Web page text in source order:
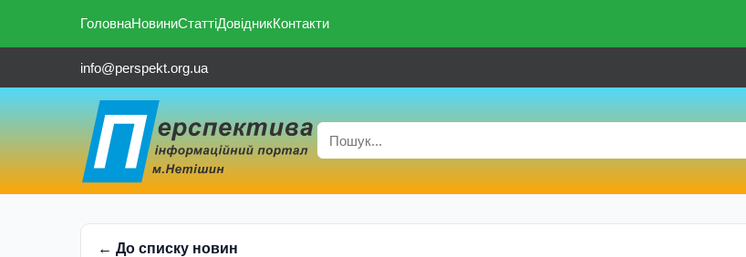
ГоловнаНовиниСтаттіДовідникКонтакти
info@perspekt.org.ua
← До списку новин